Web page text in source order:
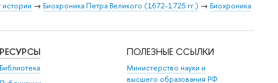
→ Биохроника Петра Великого (1672-1725 гг.) → Биохроника
РЕСУРСЫ
Библиотека
ПОЛЕЗНЫЕ ССЫЛКИ
Министерство науки и
высшего образования РФ